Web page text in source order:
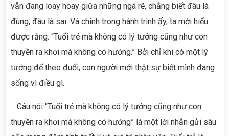
vẫn đang loay hoay giữa những ngã rẽ, chẳng biết đâu là
đúng, đâu là sai. Và chính trong hành trình ấy, ta mới hiểu
được rằng: “Tuổi trẻ mà không có lý tưởng cũng như con
thuyền ra khơi mà không có hướng.” Bởi chỉ khi có một lý
tưởng để theo đuổi, con người mới thật sự biết mình đang
sống vì điều gì.
Câu nói “Tuổi trẻ mà không có lý tưởng cũng như con
thuyền ra khơi mà không có hướng” là một lời nhắn gửi sâu